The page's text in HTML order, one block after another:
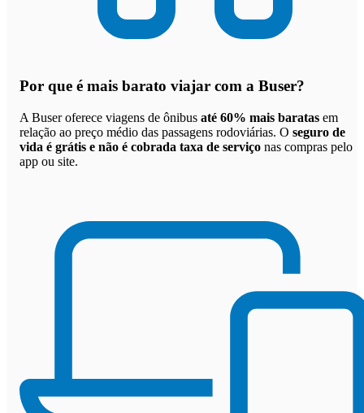
Por que é mais barato viajar com a Buser?
A Buser oferece viagens de ônibus até 60% mais baratas em
relação ao preço médio das passagens rodoviárias. O seguro de
vida é grátis e não é cobrada taxa de serviço nas compras pelo
app ou site.